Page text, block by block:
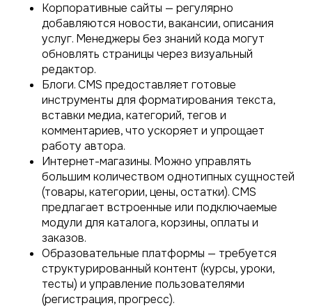
Корпоративные сайты — регулярно
добавляются новости, вакансии, описания
услуг. Менеджеры без знаний кода могут
обновлять страницы через визуальный
редактор.
Блоги. CMS предоставляет готовые
инструменты для форматирования текста,
вставки медиа, категорий, тегов и
комментариев, что ускоряет и упрощает
работу автора.
Интернет-магазины. Можно управлять
большим количеством однотипных сущностей
(товары, категории, цены, остатки). CMS
предлагает встроенные или подключаемые
модули для каталога, корзины, оплаты и
заказов.
Образовательные платформы — требуется
структурированный контент (курсы, уроки,
тесты) и управление пользователями
(регистрация, прогресс).